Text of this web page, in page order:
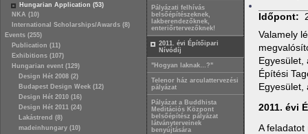
Hungarian Application (53)
NKA (10)
International Scholarships/Awards (8)
Events (255)
Publication (11)
Exhibitions (107)
Hungarian event (129)
Design Hét 2008 (2)
Budapest Design Week (12)
Design Hét 2010 (16)
Design Hét 2011 (24)
Lakástrend (8)
madeinhungary (10)
Pályázati felhívás
belsőépítészeknek,
lakberendezőknek,
enteriőrtervezőknek!
2011. évi Építőipari
Nívódíj
"Hogyan laknak…?"
Telenor ház arculattervezési
pályázat
Pályázat a Buddhista
Meditációs Központ
belsőépítész pályázat
látványterveinek
benyújtására
Időpont:
Valamely
Egyesület,
Építési
Egyesület,
2011. évi
A